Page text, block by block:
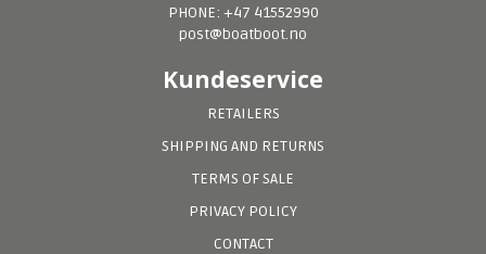
PHONE: +47 41552990
post@boatboot.no
Kundeservice
RETAILERS
SHIPPING AND RETURNS
TERMS OF SALE
PRIVACY POLICY
CONTACT